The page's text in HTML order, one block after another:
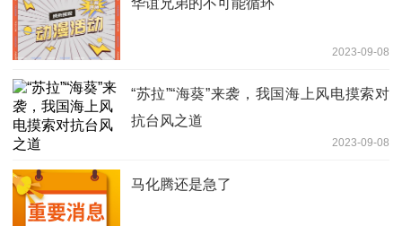
华谊兄弟的不可能循环
2023-09-08
“苏拉”“海葵”来袭，我国海上风电摸索对
抗台风之道
2023-09-08
马化腾还是急了